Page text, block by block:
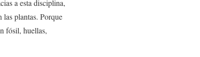
a esta disciplina,
plantas. Porque
fósil, huellas,